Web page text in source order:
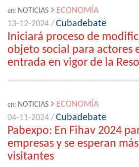
en: NOTICIAS
ECONOMÍA
13-12-2024 /Cubadebate
Iniciará proceso de
objeto social para actores
entrada en vigor de la
en: NOTICIAS
ECONOMÍA
04-11-2024 /Cubadebate
Pabexpo: En Fihav 2024
empresas y se esperan
visitantes